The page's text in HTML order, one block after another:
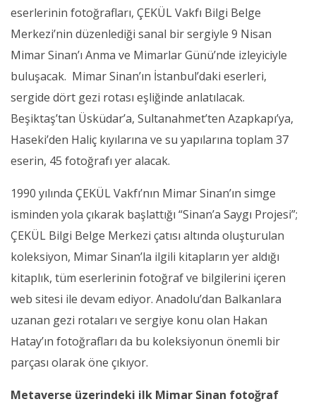
eserlerinin fotoğrafları, ÇEKÜL Vakfı Bilgi Belge
Merkezi’nin düzenlediği sanal bir sergiyle 9 Nisan
Mimar Sinan’ı Anma ve Mimarlar Günü’nde izleyiciyle
buluşacak. Mimar Sinan’ın İstanbul’daki eserleri,
sergide dört gezi rotası eşliğinde anlatılacak.
Beşiktaş’tan Üsküdar’a, Sultanahmet’ten Azapkapı’ya,
Haseki’den Haliç kıyılarına ve su yapılarına toplam 37
eserin, 45 fotoğrafı yer alacak.
1990 yılında ÇEKÜL Vakfı’nın Mimar Sinan’ın simge
isminden yola çıkarak başlattığı “Sinan’a Saygı Projesi”;
ÇEKÜL Bilgi Belge Merkezi çatısı altında oluşturulan
koleksiyon, Mimar Sinan’la ilgili kitapların yer aldığı
kitaplık, tüm eserlerinin fotoğraf ve bilgilerini içeren
web sitesi ile devam ediyor. Anadolu’dan Balkanlara
uzanan gezi rotaları ve sergiye konu olan Hakan
Hatay’ın fotoğrafları da bu koleksiyonun önemli bir
parçası olarak öne çıkıyor.
Metaverse üzerindeki ilk Mimar Sinan fotoğraf